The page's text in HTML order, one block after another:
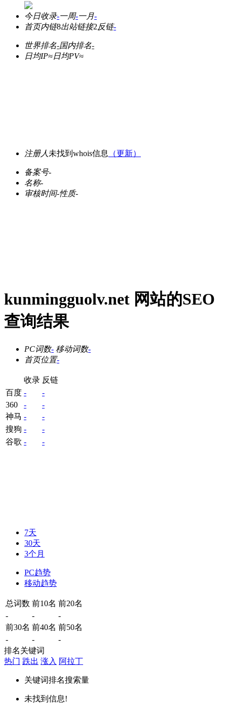
今日收录-一周-一月-
首页内链8出站链接2反链-
世界排名-国内排名-
日均IP≈日均PV≈
注册人 未找到whois信息 （更新）
备案号-
名称-
审核时间-性质-
kunmingguolv.net 网站的SEO
查询结果
PC词数- 移动词数-
首页位置-
收录 反链
百度 -
-
360
-
-
神马 -
-
搜狗 -
-
谷歌 - -
7天
30天
3个月
PC趋势
移动趋势
总词数 前10名 前20名
-
-
-
前30名 前40名 前50名
-
-
-
排名关键词
热门 跌出 涨入 阿拉丁
关键词排名搜索量
未找到信息!